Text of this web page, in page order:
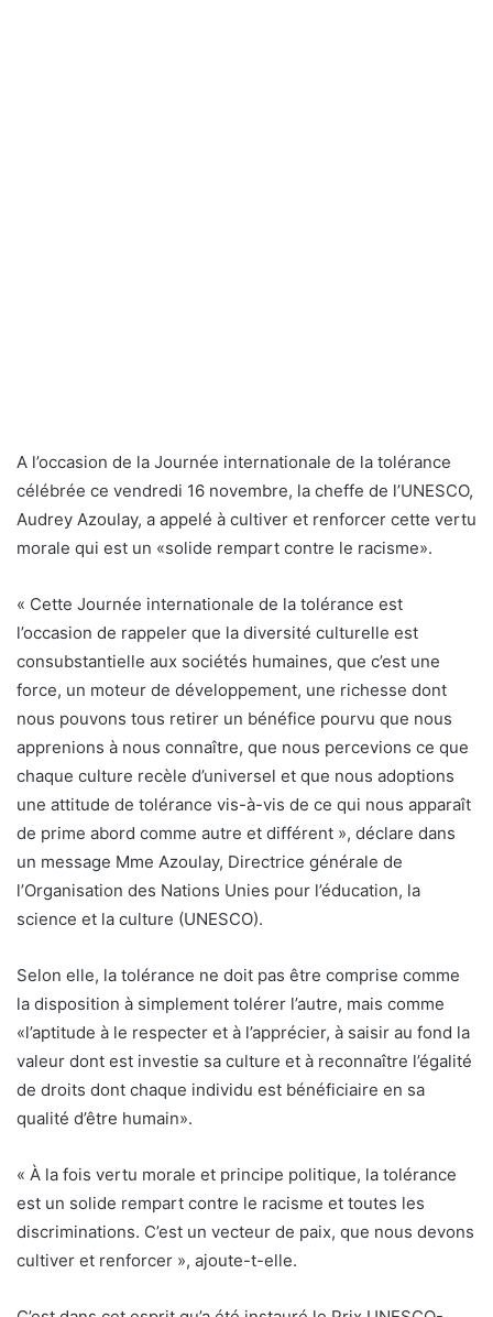
A l’occasion de la Journée internationale de la tolérance
célébrée ce vendredi 16 novembre, la cheffe de l’UNESCO,
Audrey Azoulay, a appelé à cultiver et renforcer cette vertu
morale qui est un «solide rempart contre le racisme».
« Cette Journée internationale de la tolérance est
l’occasion de rappeler que la diversité culturelle est
consubstantielle aux sociétés humaines, que c’est une
force, un moteur de développement, une richesse dont
nous pouvons tous retirer un bénéfice pourvu que nous
apprenions à nous connaître, que nous percevions ce que
chaque culture recèle d’universel et que nous adoptions
une attitude de tolérance vis-à-vis de ce qui nous apparaît
de prime abord comme autre et différent », déclare dans
un message Mme Azoulay, Directrice générale de
l’Organisation des Nations Unies pour l’éducation, la
science et la culture (UNESCO).
Selon elle, la tolérance ne doit pas être comprise comme
la disposition à simplement tolérer l’autre, mais comme
«l’aptitude à le respecter et à l’apprécier, à saisir au fond la
valeur dont est investie sa culture et à reconnaître l’égalité
de droits dont chaque individu est bénéficiaire en sa
qualité d’être humain».
« À la fois vertu morale et principe politique, la tolérance
est un solide rempart contre le racisme et toutes les
discriminations. C’est un vecteur de paix, que nous devons
cultiver et renforcer », ajoute-t-elle.